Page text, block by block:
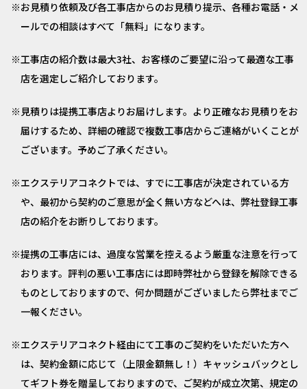
お見積り依頼及び各工事店からのお見積り提示、各種お電話・メ
ールでの相談はすべて「無料」になります。
工事店の紹介数は最大3社、お客様のご要望に沿って最適な工事
店を選定しご紹介しております。
見積りは提携工事店よりお届けします。より正確なお見積りをお
届けするため、詳細の確認で複数工事店からご連絡がいくことが
ございます。予めご了承ください。
エクステリアコネクトでは、すでに工事店が決定されている方
や、最初から契約のご意思が全く無い方などへは、弊社登録工事
店の紹介をお断りしております。
提携の工事店には、過度な営業を控えるよう厳重な注意を行って
おります。評判の悪い工事店には即時弊社から登録を解除できる
ものとしておりますので、何か問題がございましたら弊社までご
一報ください。
エクステリアコネクト経由にて工事のご契約をいただいた方へ
は、契約金額に応じて（上限金額無し！）キャッシュバックとし
てギフト券を贈呈しておりますので、ご契約が成立次第、規定の